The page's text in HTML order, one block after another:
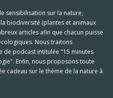
sensibilisation sur la nature,
biodiversité (plantes et animaux
articles afin que chacun puisse
Nous traitons
de podcast intitulée "15 minutes
Enfin, nous proposons toute
cadeau sur le thème de la nature à